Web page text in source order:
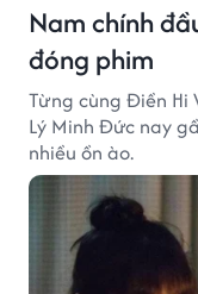
Nam chính
đóng phim
Từng cùng Điền Hi
Lý Minh Đức nay
nhiều ồn ào.